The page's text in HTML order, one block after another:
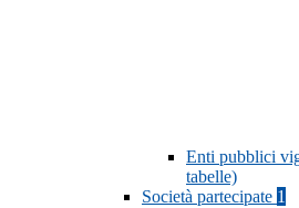
Enti pubblici
tabelle)
Società partecipate 1